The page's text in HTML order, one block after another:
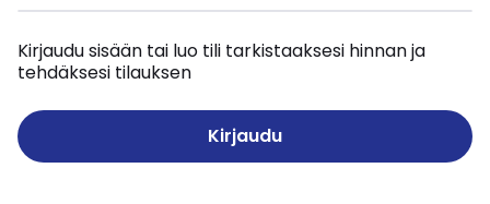
Kirjaudu sisään tai luo tili tarkistaaksesi hinnan ja
tehdäksesi tilauksen
Kirjaudu